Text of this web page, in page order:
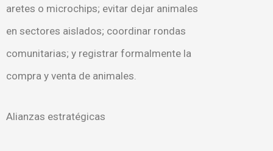
aretes o microchips; evitar dejar animales
en sectores aislados; coordinar rondas
comunitarias; y registrar formalmente la
compra y venta de animales.
Alianzas estratégicas